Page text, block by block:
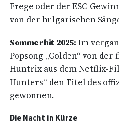
Frege oder der ESC-
von der bulgarischen
Sommerhit 2025: Im
Popsong „Golden“ von
Huntrix aus dem Netflix-
Hunters“ den Titel des
gewonnen.
Die Nacht in Kürze